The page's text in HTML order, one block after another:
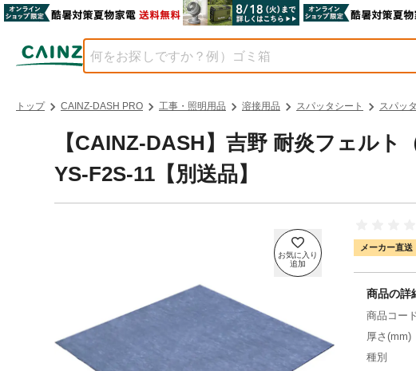
トップ CAINZ-DASH PRO 工事・照明用品 溶接用品 スパッタシート スパッ
【CAINZ-DASH】吉野 耐炎フェル
YS-F2S-11【別送品】
メーカー直送
商品の詳
商品コー
厚さ(mm)
種別